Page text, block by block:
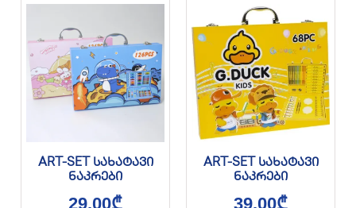
ART-SET სახატავი
ნაკრები
29.00₾
ART-SET სახატავი
ნაკრები
39.00₾